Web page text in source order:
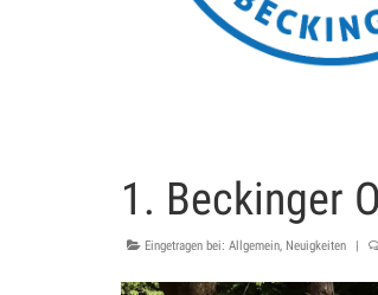
1. Beckinger
Eingetragen bei: Allgemein, Neuigkeiten |